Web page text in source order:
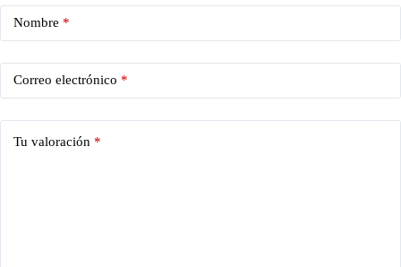
Nombre *
Correo electrónico *
Tu valoración *